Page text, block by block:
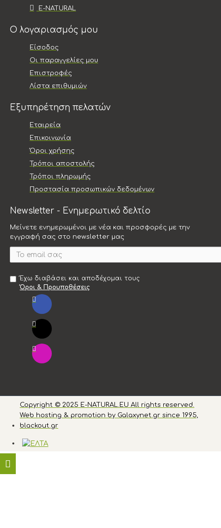
E-NATURAL
Ο λογαριασμός μου
Είσοδος
Οι παραγγελίες μου
Επιστροφές
Λίστα επιθυμιών
Εξυπηρέτηση πελατών
Εταιρεία
Επικοινωνία
Όροι χρήσης
Τρόποι αποστολής
Τρόποι πληρωμής
Προστασία προσωπικών δεδομένων
Newsletter - Ενημερωτικό δελτίο
Μείνετε ενημερωμένοι με νέα και προσφορές με την
εγγραφή σας στο newsletter μας
Έχω διαβάσει και αποδέχομαι τους
Όροι & Προυποθέσεις
Copyright © 2025 E-NATURAL.EU All rights reserved.
Web hosting & promotion by Galaxynet.gr since 1995,
blackout.gr